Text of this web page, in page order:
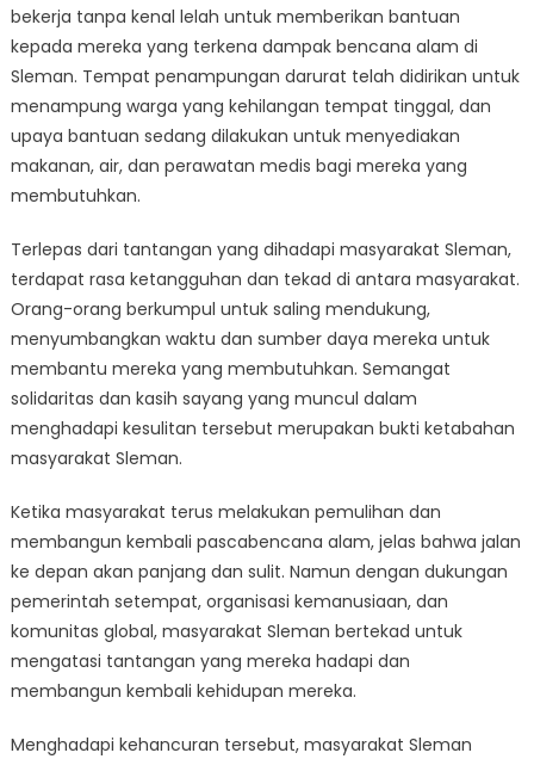
bekerja tanpa kenal lelah untuk memberikan bantuan
kepada mereka yang terkena dampak bencana alam di
Sleman. Tempat penampungan darurat telah didirikan untuk
menampung warga yang kehilangan tempat tinggal, dan
upaya bantuan sedang dilakukan untuk menyediakan
makanan, air, dan perawatan medis bagi mereka yang
membutuhkan.
Terlepas dari tantangan yang dihadapi masyarakat Sleman,
terdapat rasa ketangguhan dan tekad di antara masyarakat.
Orang-orang berkumpul untuk saling mendukung,
menyumbangkan waktu dan sumber daya mereka untuk
membantu mereka yang membutuhkan. Semangat
solidaritas dan kasih sayang yang muncul dalam
menghadapi kesulitan tersebut merupakan bukti ketabahan
masyarakat Sleman.
Ketika masyarakat terus melakukan pemulihan dan
membangun kembali pascabencana alam, jelas bahwa jalan
ke depan akan panjang dan sulit. Namun dengan dukungan
pemerintah setempat, organisasi kemanusiaan, dan
komunitas global, masyarakat Sleman bertekad untuk
mengatasi tantangan yang mereka hadapi dan
membangun kembali kehidupan mereka.
Menghadapi kehancuran tersebut, masyarakat Sleman